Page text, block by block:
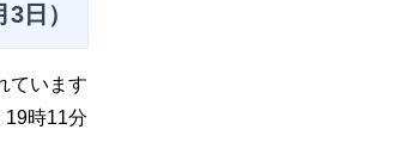
日）
ています
19時11分